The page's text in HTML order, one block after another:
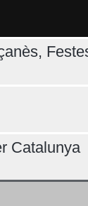
05
Catalunya